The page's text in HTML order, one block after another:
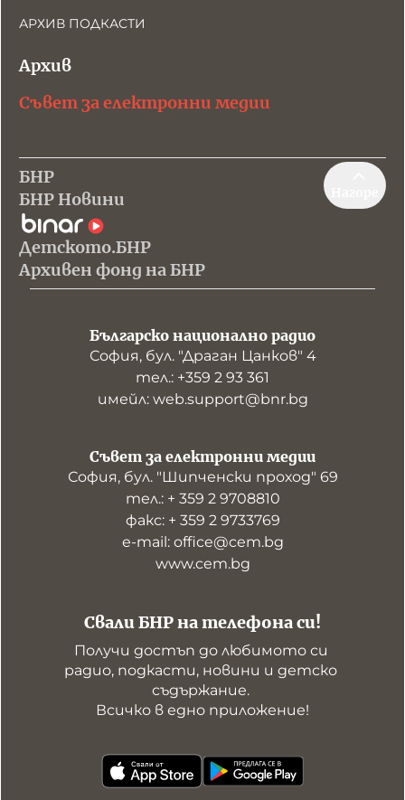
АРХИВ ПОДКАСТИ
Архив
Съвет за електронни медии
БНР
БНР Новини
Детското.БНР
Архивен фонд на БНР
Българско национално радио
София, бул. "Драган Цанков" 4
тел.: +359 2 93 361
имейл: web.support@bnr.bg
Свали БНР на телефона си!
Получи достъп до любимото си
радио, подкасти, новини и детско
съдържание.
Всичко в едно приложение!
Съвет за електронни медии
София, бул. "Шипченски проход" 69
тел.: + 359 2 9708810
факс: + 359 2 9733769
е-mail: office@cem.bg
www.cem.bg